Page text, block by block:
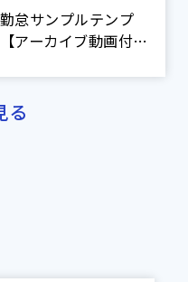
怠サンプルテンプ
アーカイブ動画付
る